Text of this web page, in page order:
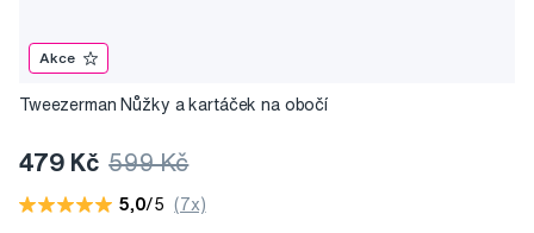
Akce
Tweezerman Nůžky a kartáček na obočí
479 Kč 599 Kč
5,0/5 (7x)